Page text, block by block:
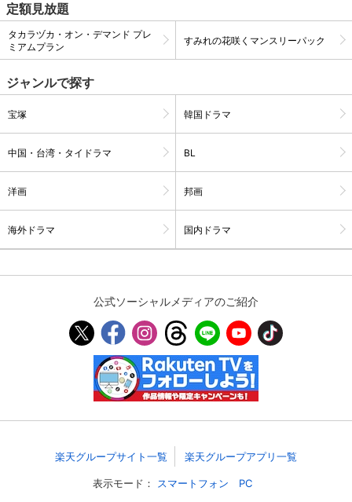
お気に入り
サイト内の閲覧履歴を確認できます。履歴
サイト内で表示される作品の表示制限が可
スマホなどでRakuten TVを視聴する際のデ
バイス連携の設定ができます。
パスコード設定
視聴年齢制限の変更時にパスコード入力が
求められるのでお子さまがいても安心で
す。
レスの変更が可能です。
定額見放題解約
定額見放題コンテンツの解約はこちらから
可能です。
定額見放題
タカラヅカ・オン・デマンド プレ
ミアムプラン
すみれの花咲くマンスリーパック
ジャンルで探す
宝塚 韓国ドラマ
中国・台湾・タイドラマ BL
洋画 邦画
海外ドラマ 国内ドラマ
公式ソーシャルメディアのご紹介
楽天グループサイト一覧 楽天グループアプリ一覧
表示モード： スマートフォン PC